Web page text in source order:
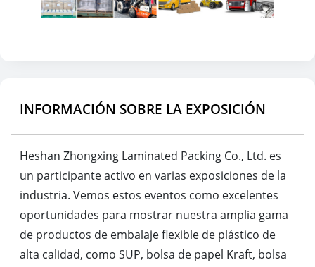
INFORMACIÓN SOBRE LA EXPOSICIÓN
Heshan Zhongxing Laminated Packing Co., Ltd. es
un participante activo en varias exposiciones de la
industria. Vemos estos eventos como excelentes
oportunidades para mostrar nuestra amplia gama
de productos de embalaje flexible de plástico de
alta calidad, como SUP, bolsa de papel Kraft, bolsa